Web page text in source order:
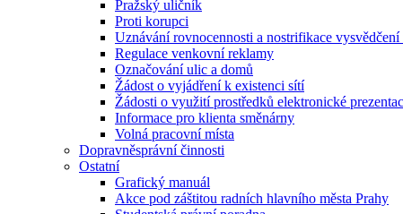
Pražský uličník
Proti korupci
Uznávání rovnocennosti a nostrifikace
Regulace venkovní reklamy
Označování ulic a domů
Žádost o vyjádření k existenci sítí
Žádosti o využití prostředků elektronické
Informace pro klienta směnárny
Volná pracovní místa
Dopravněsprávní činnosti
Ostatní
Grafický manuál
Akce pod záštitou radních hlavního města Prahy